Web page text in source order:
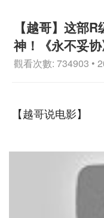
【越哥】这部
神！《永不妥协
觀看次數: 734903 •
【越哥说电影】